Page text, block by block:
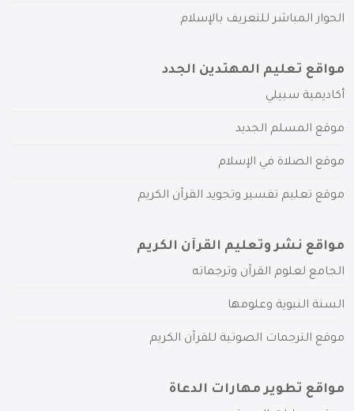
الحوار المباشر للتعريف بالإسلام
مواقع تعليم المهتدين الجدد
أكاديمية سبيلي
موقع المسلم الجديد
موقع الصلاة في الإسلام
موقع تعليم تفسير وتجويد القرآن الكريم
مواقع نشر وتعليم القرآن الكريم
الجامع لعلوم القرآن وترجماته
السنة النبوية وعلومها
موقع الترجمات الصوتية للقرآن الكريم
مواقع تطوير مهارات الدعاة